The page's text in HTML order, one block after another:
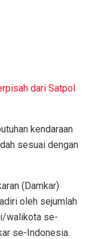
dari Satpol
kendaraan
sesuai dengan
(Damkar)
oleh sejumlah
walikota se-
se-Indonesia.